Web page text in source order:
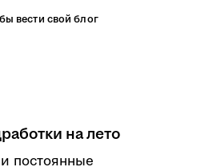
вести свой блог
на лето
постоянные